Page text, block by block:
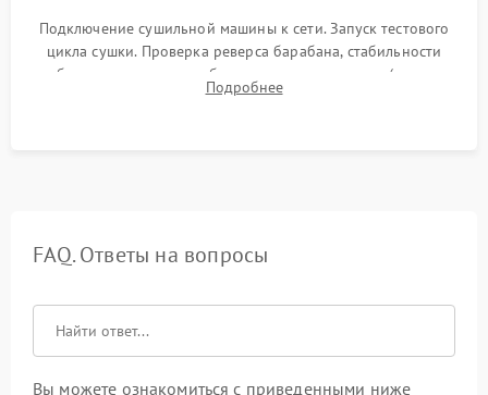
Подключение сушильной машины к сети. Запуск тестового
цикла сушки. Проверка реверса барабана, стабильности
набора температуры, работы дренажного насоса (откачка
конденсата) и отсутствия посторонних скрипов, стуков или
Подробнее
FAQ. Ответы на вопросы
Вы можете ознакомиться с приведенными ниже